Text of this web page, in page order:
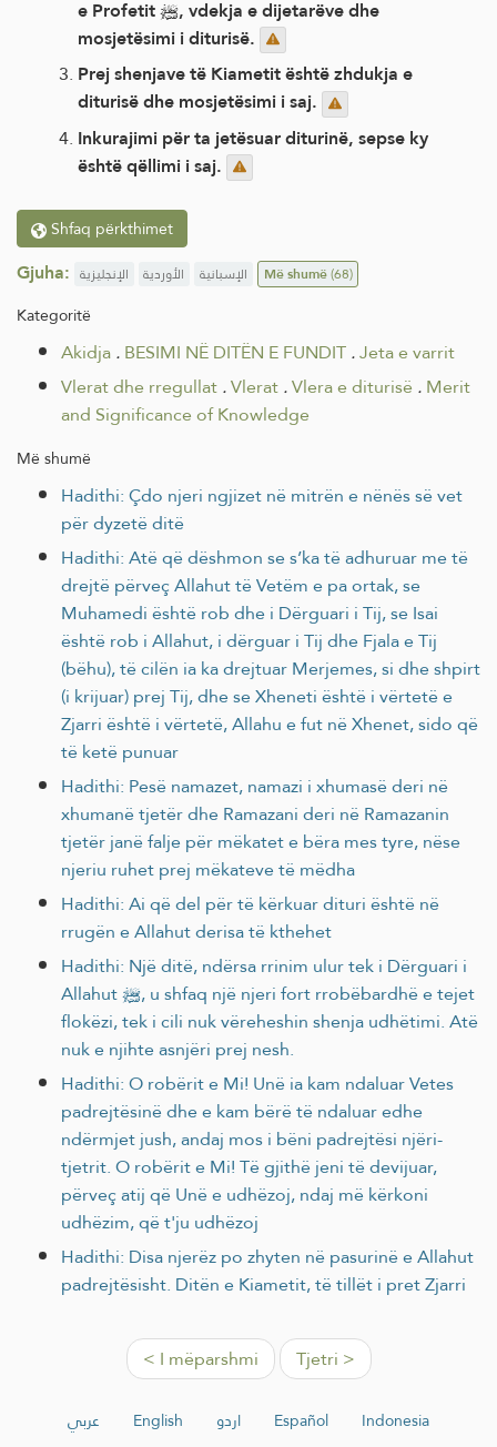
e Profetit ﷺ, vdekja e dijetarëve dhe
mosjetësimi i diturisë.
Prej shenjave të Kiametit është zhdukja e
diturisë dhe mosjetësimi i saj.
Inkurajimi për ta jetësuar diturinë, sepse ky
është qëllimi i saj.
Shfaq përkthimet
Gjuha: الإنجليزية الأوردية الإسبانية Më shumë(68)
Kategoritë
Akidja.BESIMI NË DITËN E FUNDIT.Jeta e varrit
Vlerat dhe rregullat.Vlerat.Vlera e diturisë .Merit
and Significance of Knowledge
Më shumë
Hadithi: Çdo njeri ngjizet në mitrën e nënës së vet
për dyzetë ditë
Hadithi: Atë që dëshmon se s’ka të adhuruar me të
drejtë përveç Allahut të Vetëm e pa ortak, se
Muhamedi është rob dhe i Dërguari i Tij, se Isai
është rob i Allahut, i dërguar i Tij dhe Fjala e Tij
(bëhu), të cilën ia ka drejtuar Merjemes, si dhe shpirt
(i krijuar) prej Tij, dhe se Xheneti është i vërtetë e
Zjarri është i vërtetë, Allahu e fut në Xhenet, sido që
të ketë punuar
Hadithi: Pesë namazet, namazi i xhumasë deri në
xhumanë tjetër dhe Ramazani deri në Ramazanin
tjetër janë falje për mëkatet e bëra mes tyre, nëse
njeriu ruhet prej mëkateve të mëdha
Hadithi: Ai që del për të kërkuar dituri është në
rrugën e Allahut derisa të kthehet
Hadithi: Një ditë, ndërsa rrinim ulur tek i Dërguari i
Allahut ﷺ, u shfaq një njeri fort rrobëbardhë e tejet
flokëzi, tek i cili nuk vëreheshin shenja udhëtimi. Atë
nuk e njihte asnjëri prej nesh.
Hadithi: O robërit e Mi! Unë ia kam ndaluar Vetes
padrejtësinë dhe e kam bërë të ndaluar edhe
ndërmjet jush, andaj mos i bëni padrejtësi njëri-
tjetrit. O robërit e Mi! Të gjithë jeni të devijuar,
përveç atij që Unë e udhëzoj, ndaj më kërkoni
udhëzim, që t'ju udhëzoj
Hadithi: Disa njerëz po zhyten në pasurinë e Allahut
padrejtësisht. Ditën e Kiametit, të tillët i pret Zjarri
< I mëparshmi Tjetri >
عربي English اردو Español
Indonesia